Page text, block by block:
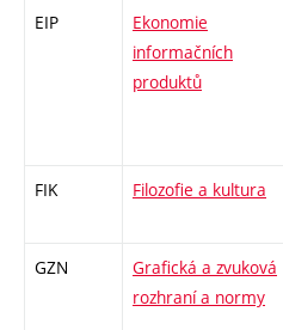
EIP
Ekonomie
informačních
produktů
FIK Filozofie a kultura
GZN
Grafická a zvuková
rozhraní a normy